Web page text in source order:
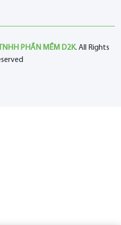
PHẦN MỀM D2K. All Rights